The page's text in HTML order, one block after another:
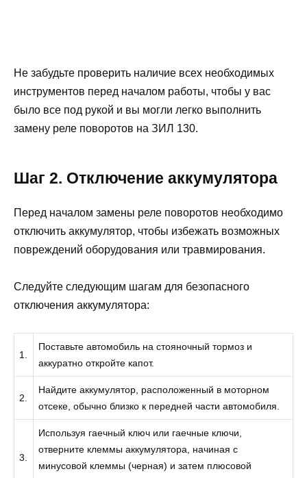
Не забудьте проверить наличие всех необходимых
инструментов перед началом работы, чтобы у вас
было все под рукой и вы могли легко выполнить
замену реле поворотов на ЗИЛ 130.
Шаг 2. Отключение аккумулятора
Перед началом замены реле поворотов необходимо
отключить аккумулятор, чтобы избежать возможных
повреждений оборудования или травмирования.
Следуйте следующим шагам для безопасного
отключения аккумулятора:
1.
Поставьте автомобиль на стояночный тормоз и
аккуратно откройте капот.
2.
Найдите аккумулятор, расположенный в моторном
отсеке, обычно близко к передней части автомобиля.
3.
Используя гаечный ключ или гаечные ключи,
отверните клеммы аккумулятора, начиная с
минусовой клеммы (черная) и затем плюсовой